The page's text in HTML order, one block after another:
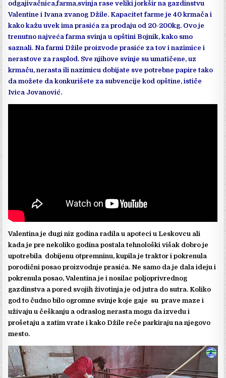
odgajivačnica,farma,svinja rase veliki jorkšir na gazdinstvu
Valentine i Ivana zvanog Džile. Kapacitet farme je 40 krmača i
kako kažu uvek ima prasića za prodaju od 20-200kg. Ovo je
trenutno najveća farma svinja u opštini Bojnik, kako smo
saznali. Na farmi Džile proizvode prasiće za tov i nazimice i
nerastove za rasplod. Sve njihove svinje su umatičene, uz
krmaču, nerasta ili nazimicu dobijate sve potrebne papire tako
da možete da konkurišete za subvencije kod opštine, ističe
Ivica Jovanović.
Valentina je dugi niz godina radila u apoteci u Leskovcu ali
kada je pre nekoliko godina postala tehnološki višak dobro je
upotrebila dobijenu otpremninu, kupila je traktor i pokrenula
porodični posao proizvodnje prasića. Ne samo da je dala ideju i
pokrenula posao, Valentina je i nosilac poljoprivrednog
gazdinstva a pored svojih životinja je od jutra do sutra. Koliko
god to čudno bilo ogromne svinje koje gaje su prave maze i
uživaju u češkanju a odraslog nerasta mogu da izvedu i
prošetaju a zatim vrate i kako Džile reče parkiraju na njegovo
mesto.